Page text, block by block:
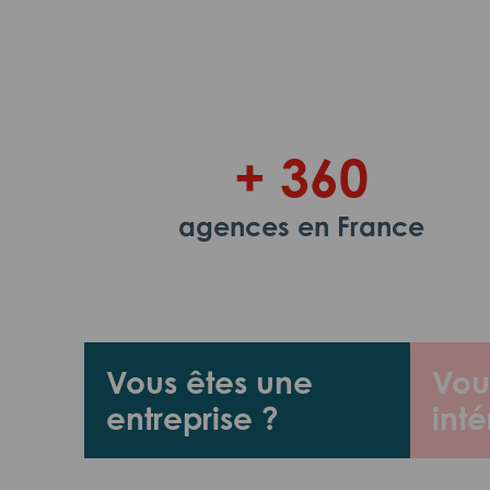
Vous êtes une
entreprise ?
+ 360
agences en France